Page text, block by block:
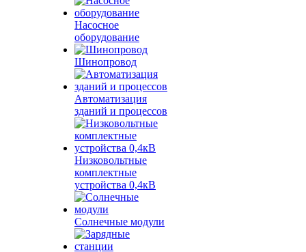
Насосное
оборудование
Шинопровод
Автоматизация
зданий и процессов
Низковольтные
комплектные
устройства 0,4кВ
Солнечные модули